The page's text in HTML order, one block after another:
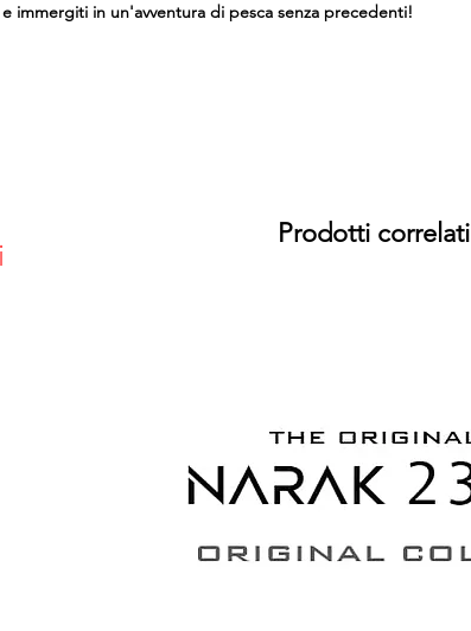
e immergiti in un'avventura di pesca senza precedenti!
Prodotti correlati